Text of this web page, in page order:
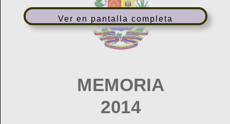
Ver en pantalla completa